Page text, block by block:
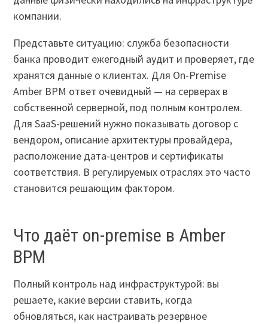
компании.
Представьте ситуацию: служба безопасности
банка проводит ежегодный аудит и проверяет, где
хранятся данные о клиентах. Для On-Premise
Amber BPM ответ очевидный — на серверах в
собственной серверной, под полным контролем.
Для SaaS-решений нужно показывать договор с
вендором, описание архитектуры провайдера,
расположение дата-центров и сертификаты
соответствия. В регулируемых отраслях это часто
становится решающим фактором.
Что даёт on-premise в Amber
BPM
Полный контроль над инфраструктурой: вы
решаете, какие версии ставить, когда
обновляться, как настраивать резервное